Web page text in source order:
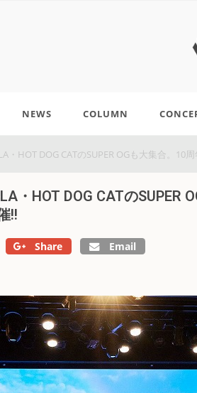
NEWS COLUMN
LA・HOT DOG CATのSUPER OGも大集合。
・HOT DOG CATの
!!
Share Email